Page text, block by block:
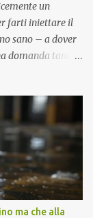
un
farti iniettare il
sano – a dover
domanda tanto
chiunque abbia
Per il vaccino
prima su
si somministra
spesso già
ma che alla